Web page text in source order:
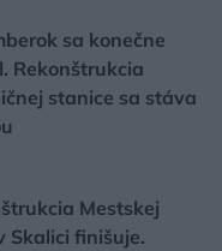
sa konečne
Rekonštrukcia
stanice sa stáva
Mestskej
Skalici finišuje.